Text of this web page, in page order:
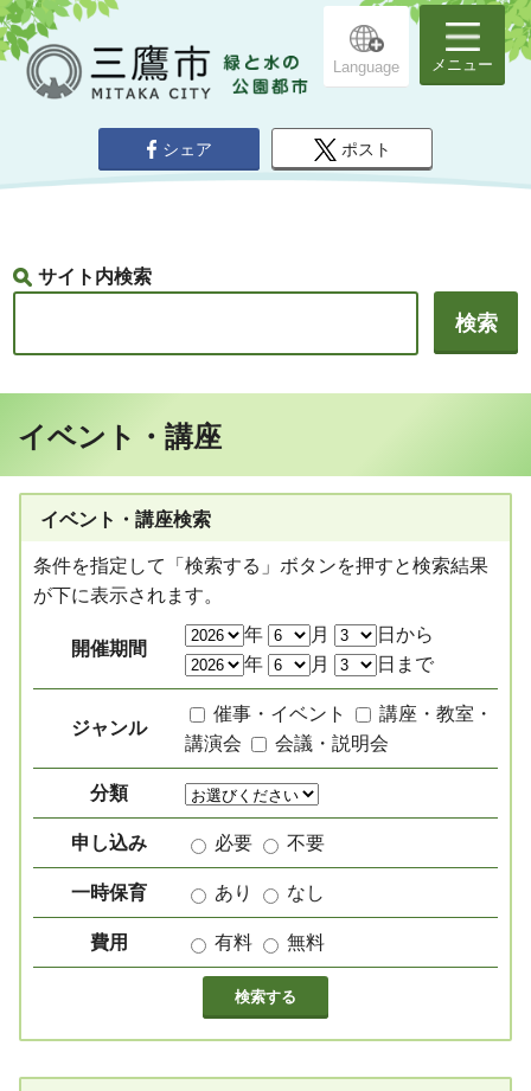
Language メニュー
シェア ポスト
サイト内検索
イベント・講座
イベント・講座検索
条件を指定して「検索する」ボタンを押すと検索結果
が下に表示されます。
開催期間
年 月
日から
年
月 日まで
ジャンル
催事・イベント
講座・教室・
講演会
会議・説明会
分類
申し込み 必要 不要
一時保育 あり なし
費用 有料 無料